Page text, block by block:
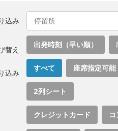
込み
替え
出発時刻（早い順）
込み
すべて 座席指定可能
2列シート
クレジットカード